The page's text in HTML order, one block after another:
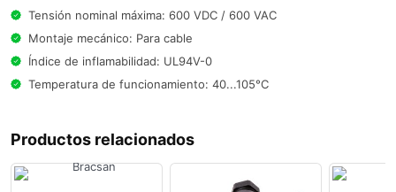
Tensión nominal máxima: 600 VDC / 600 VAC
Montaje mecánico: Para cable
Índice de inflamabilidad: UL94V-0
Temperatura de funcionamiento: 40...105°C
Productos relacionados